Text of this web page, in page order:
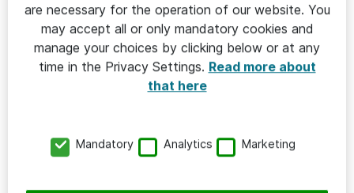
Miniorlandslaget, som lanserades 2022, är ett
landsomfattande initiativ mellan Svensk Friidrott och
it-företaget Atea som också är officiell sponsor till
Svenska Friidrottsförbundet. Syftet är att stimulera
integration och bygga broar över till
are necessary for the operation of our website. You
may accept all or only mandatory cookies and
manage your choices by clicking below or at any
time in the Privacy Settings. Read more about
that here
Mandatory Analytics Marketing